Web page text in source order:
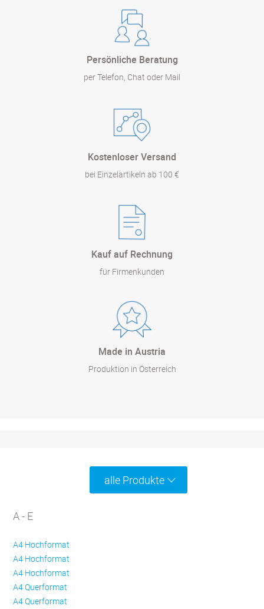
Persönliche Beratung
per Telefon, Chat oder Mail
Kostenloser Versand
bei Einzelartikeln ab 100 €
Kauf auf Rechnung
für Firmenkunden
Made in Austria
Produktion in Österreich
alle Produkte
A - E
A4 Hochformat
A4 Hochformat
A4 Hochformat
A4 Querformat
A4 Querformat